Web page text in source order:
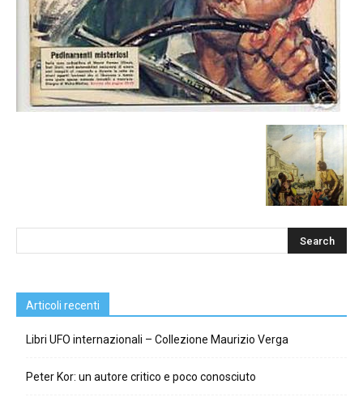
Articoli recenti
Libri UFO internazionali – Collezione Maurizio Verga
Peter Kor: un autore critico e poco conosciuto